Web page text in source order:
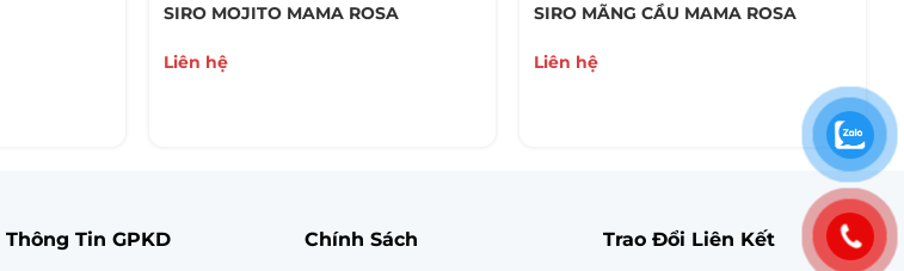
SIRO MOJITO MAMA ROSA
Liên hệ
SIRO MÃNG CẦU MAMA ROSA
Liên hệ
Thông Tin GPKD Chính Sách Trao Đổi Liên Kết